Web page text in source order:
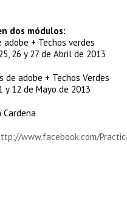
dos módulos:
+ Techos verdes
26 y 27 de Abril de 2013
de adobe + Techos Verdes
y 12 de Mayo de 2013
Cardena
www.facebook.com/